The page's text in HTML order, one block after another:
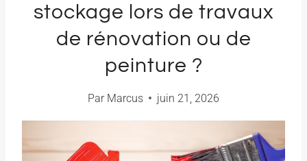
stockage lors de travaux
de rénovation ou de
peinture ?
Par Marcus juin 21, 2026